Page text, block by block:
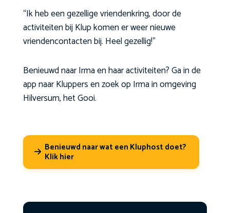
“Ik heb een gezellige vriendenkring, door de
activiteiten bij Klup komen er weer nieuwe
vriendencontacten bij. Heel gezellig!”
Benieuwd naar Irma en haar activiteiten? Ga in de
app naar Kluppers en zoek op Irma in omgeving
Hilversum, het Gooi.
Benieuwd naar wat een Kluphost doet?
Klik hier